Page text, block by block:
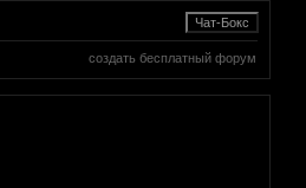
создать бесплатный форум